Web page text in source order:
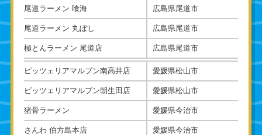
尾道ラーメン 喰海 広島県尾道市
尾道ラーメン 丸ぼし 広島県尾道市
極とんラーメン 尾道店 広島県尾道市
ピッツェリアマルブン南高井店 愛媛県松山市
ピッツェリアマルブン朝生田店 愛媛県松山市
猪骨ラーメン 愛媛県今治市
さんわ 伯方島本店 愛媛県今治市